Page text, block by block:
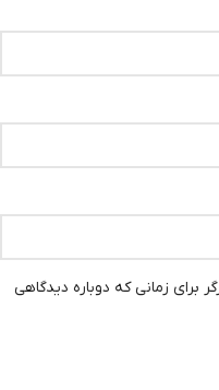
برای زمانی که دوباره دیدگاهی